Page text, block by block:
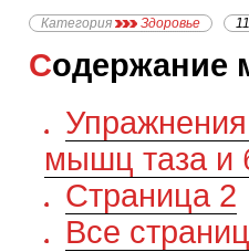
Категория Здоровье
Содержание
мышц таза и
Страница 2
Все